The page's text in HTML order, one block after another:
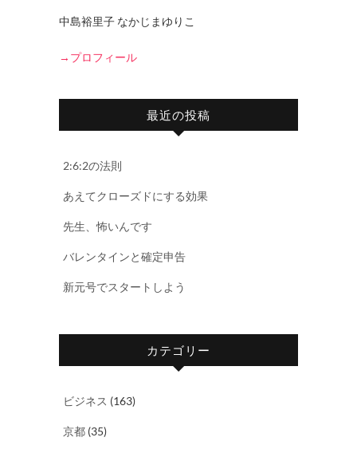
中島裕里子 なかじまゆりこ
→プロフィール
最近の投稿
2:6:2の法則
あえてクローズドにする効果
先生、怖いんです
バレンタインと確定申告
新元号でスタートしよう
カテゴリー
ビジネス (163)
京都 (35)